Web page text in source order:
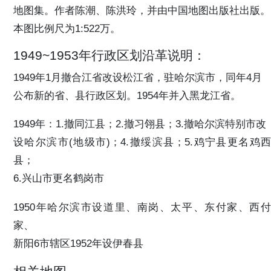
地图集。作者陈潮、陈洪玲，并由中国地图出版社出版。
本图比例尺为1:522万。
1949~1953年行政区划沿革说明：
1949年1月撤合江省改设松江省，驻哈尔滨市，同年4月
公布新的省、县行政区划。1954年并入黑龙江省。
1949年：1.撤同江县；2.撤习翎县；3.撤哈尔滨特别市改
设哈尔滨市(地级市)；4.撤绥滨县；5.鸡宁县更名鸡西
县；
6.兴山市更名鹤岗市
1950年哈尔滨市设道里、南岗、太平、东付家、西付
家、
新阳6市辖区1952年设伊春县